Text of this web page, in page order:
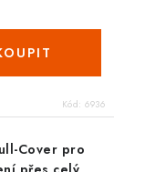
Kód: 6936
Cover pro